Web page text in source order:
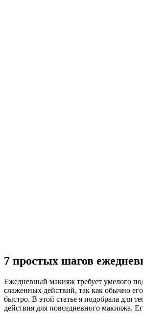
7 простых шагов
Ежедневный макияж требует умелого
слаженных действий, так как обычно
быстро. В этой статье я подобрала для
действия для повседневного макияжа.